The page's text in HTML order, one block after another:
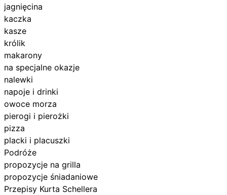
jagnięcina
kaczka
kasze
królik
makarony
na specjalne okazje
nalewki
napoje i drinki
owoce morza
pierogi i pierożki
pizza
placki i placuszki
Podróże
propozycje na grilla
propozycje śniadaniowe
Przepisy Kurta Schellera